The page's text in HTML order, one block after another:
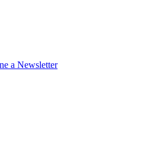
a Newsletter